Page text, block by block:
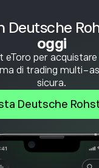
Deutsche
oggi
eToro per acquistare
di trading multi-
sicura.
Deutsche